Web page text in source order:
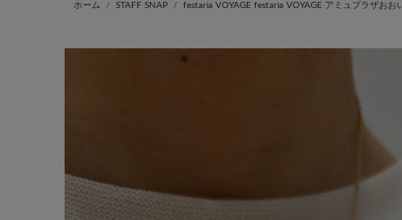
ホーム STAFF SNAP festaria VOYAGE festaria VOYAGE アミュプラザお